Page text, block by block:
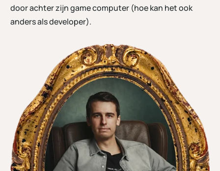
door achter zijn game computer (hoe kan het ook
anders als developer).